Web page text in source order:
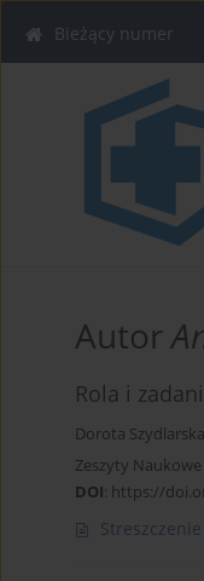
Bieżący numer
Autor
Rola i
Dorota Szydlarska
Zeszyty Naukowe
DOI: https://
Streszczenie